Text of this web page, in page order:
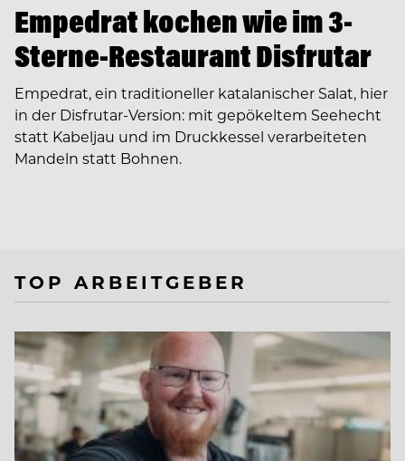
Empedrat kochen wie im 3-
Sterne-Restaurant Disfrutar
Empedrat, ein traditioneller katalanischer Salat, hier
in der Disfrutar-Version: mit gepökeltem Seehecht
statt Kabeljau und im Druckkessel verarbeiteten
Mandeln statt Bohnen.
TOP ARBEITGEBER